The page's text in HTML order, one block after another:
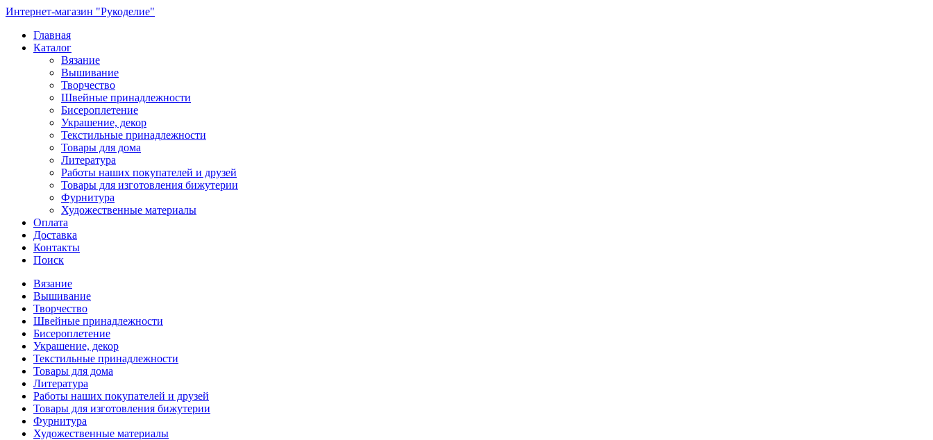
Интернет-магазин "Рукоделие"
Главная
Каталог
Вязание
Вышивание
Творчество
Швейные принадлежности
Бисероплетение
Украшение, декор
Текстильные принадлежности
Товары для дома
Литература
Работы наших покупателей и друзей
Товары для изготовления бижутерии
Фурнитура
Художественные материалы
Оплата
Доставка
Контакты
Поиск
Вязание
Вышивание
Творчество
Швейные принадлежности
Бисероплетение
Украшение, декор
Текстильные принадлежности
Товары для дома
Литература
Работы наших покупателей и друзей
Товары для изготовления бижутерии
Фурнитура
Художественные материалы